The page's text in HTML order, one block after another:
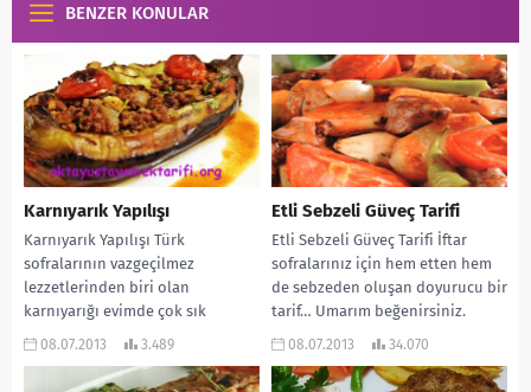
BENZER KONULAR
Karnıyarık Yapılışı
Karnıyarık Yapılışı Türk
sofralarının vazgeçilmez
lezzetlerinden biri olan
karnıyarığı evimde çok sık
yaparım. Ramazan ayının
paylaşmak...
08.07.2013 3.489
Etli Sebzeli Güveç Tarifi
Etli Sebzeli Güveç Tarifi İftar
sofralarınız için hem etten hem
de sebzeden oluşan doyurucu bir
tarif… Umarım beğenirsiniz.
MALZEMELERİ: Yarım...
08.07.2013 34.070